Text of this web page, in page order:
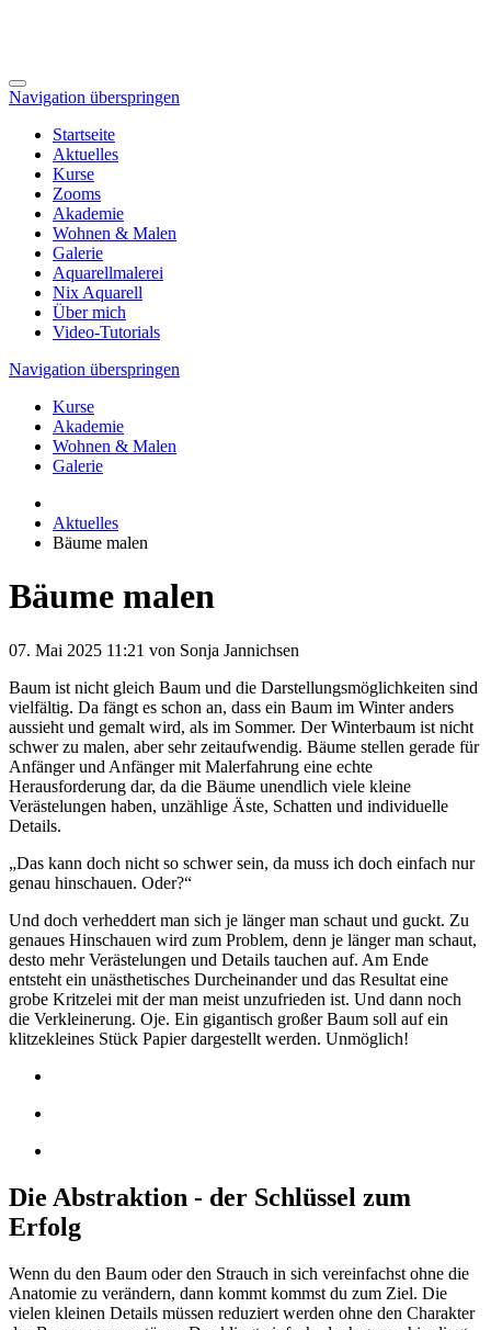
Navigation überspringen
Startseite
Aktuelles
Kurse
Zooms
Akademie
Wohnen & Malen
Galerie
Aquarellmalerei
Nix Aquarell
Über mich
Video-Tutorials
Navigation überspringen
Kurse
Akademie
Wohnen & Malen
Galerie
Aktuelles
Bäume malen
Bäume malen
07. Mai 2025 11:21 von Sonja Jannichsen
Baum ist nicht gleich Baum und die Darstellungsmöglichkeiten sind
vielfältig. Da fängt es schon an, dass ein Baum im Winter anders
aussieht und gemalt wird, als im Sommer. Der Winterbaum ist nicht
schwer zu malen, aber sehr zeitaufwendig. Bäume stellen gerade für
Anfänger und Anfänger mit Malerfahrung eine echte
Herausforderung dar, da die Bäume unendlich viele kleine
Verästelungen haben, unzählige Äste, Schatten und individuelle
Details.
„Das kann doch nicht so schwer sein, da muss ich doch einfach nur
genau hinschauen. Oder?“
Und doch verheddert man sich je länger man schaut und guckt. Zu
genaues Hinschauen wird zum Problem, denn je länger man schaut,
desto mehr Verästelungen und Details tauchen auf. Am Ende
entsteht ein unästhetisches Durcheinander und das Resultat eine
grobe Kritzelei mit der man meist unzufrieden ist. Und dann noch
die Verkleinerung. Oje. Ein gigantisch großer Baum soll auf ein
klitzekleines Stück Papier dargestellt werden. Unmöglich!
Die Abstraktion - der Schlüssel zum
Erfolg
Wenn du den Baum oder den Strauch in sich vereinfachst ohne die
Anatomie zu verändern, dann kommt kommst du zum Ziel. Die
vielen kleinen Details müssen reduziert werden ohne den Charakter